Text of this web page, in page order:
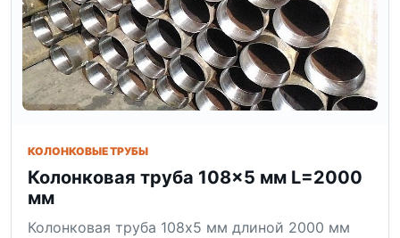
КОЛОНКОВЫЕ ТРУБЫ
Колонковая труба 108×5 мм L=2000
мм
Колонковая труба 108x5 мм длиной 2000 мм